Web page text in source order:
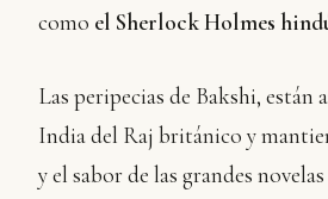
como el Sherlock Holmes
Las peripecias de Bakshi, están
India del Raj británico y
y el sabor de las grandes